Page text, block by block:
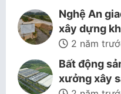
Nghệ An
xây dựng
2 năm
Bất động
xưởng xây